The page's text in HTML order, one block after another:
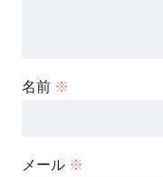
名前 ※
メール ※